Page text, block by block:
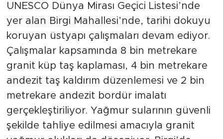
UNESCO Dünya Mirası Geçici Listesi’nde
yer alan Birgi Mahallesi’nde, tarihi dokuyu
koruyan üstyapı çalışmaları devam ediyor.
Çalışmalar kapsamında 8 bin metrekare
granit küp taş kaplaması, 4 bin metrekare
andezit taş kaldırım düzenlemesi ve 2 bin
metrekare andezit bordür imalatı
gerçekleştiriliyor. Yağmur sularının güvenli
şekilde tahliye edilmesi amacıyla granit